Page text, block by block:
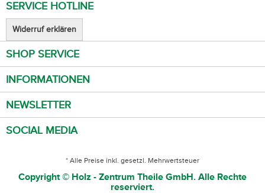
SERVICE HOTLINE
Widerruf erklären
SHOP SERVICE
INFORMATIONEN
NEWSLETTER
SOCIAL MEDIA
* Alle Preise inkl. gesetzl. Mehrwertsteuer
Copyright © Holz - Zentrum Theile GmbH. Alle Rechte
reserviert.